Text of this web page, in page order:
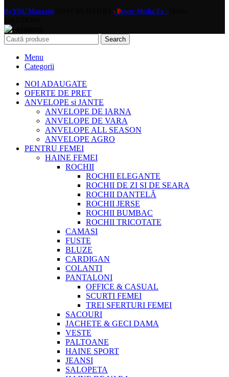
ByYOU Magazin - Power Media Fx -
Search
Menu
Categorii
NOI ADAUGATE
OFERTE DE PRET
ANVELOPE si JANTE
ANVELOPE DE IARNA
ANVELOPE DE VARA
ANVELOPE ALL SEASON
ANVELOPE AGRO
PENTRU FEMEI
HAINE FEMEI
ROCHII
ROCHII ELEGANTE
ROCHII DE ZI SI DE SEARA
ROCHII DANTELĂ
ROCHII JERSE
ROCHII BUMBAC
ROCHII TRICOTATE
CAMASI
FUSTE
BLUZE
CARDIGAN
COLANTI
PANTALONI
OFFICE & CASUAL
SCURTI FEMEI
TREI SFERTURI FEMEI
SACOURI
JACHETE & GECI DAMA
VESTE
PALTOANE
HAINE SPORT
JEANSI
SALOPETA